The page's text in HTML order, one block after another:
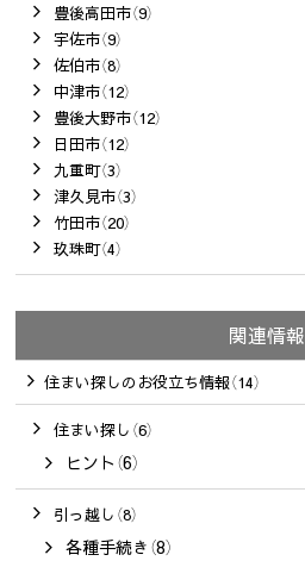
豊後高田市（9）
宇佐市（9）
佐伯市（8）
中津市（12）
豊後大野市（12）
日田市（12）
九重町（3）
津久見市（3）
竹田市（20）
玖珠町（4）
関連情報
住まい探しのお役立ち情報（14）
住まい探し（6）
ヒント（6）
引っ越し（8）
各種手続き（8）